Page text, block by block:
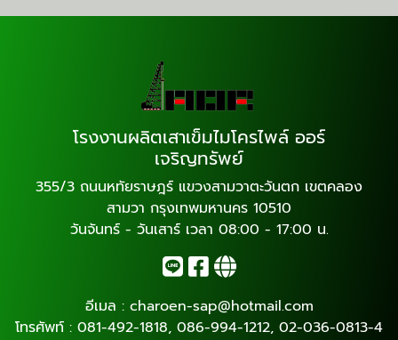
โรงงานผลิตเสาเข็มไมโครไพล์ ออร์
เจริญทรัพย์
355/3 ถนนหทัยราษฎร์ แขวงสามวาตะวันตก เขตคลอง
สามวา กรุงเทพมหานคร 10510
วันจันทร์ - วันเสาร์ เวลา 08:00 - 17:00 น.
อีเมล : charoen-sap@hotmail.com
โทรศัพท์ : 081-492-1818, 086-994-1212, 02-036-0813-4